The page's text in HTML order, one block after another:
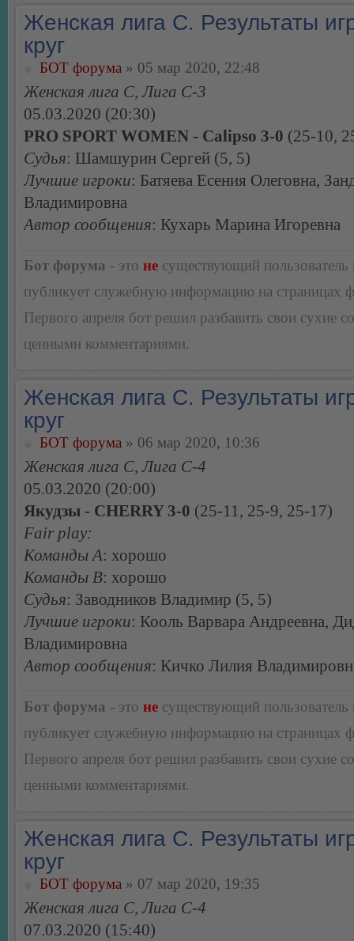
Женская лига С. Результаты
круг
БОТ форума » 05 мар 2020, 22:48
Женская лига С, Лига С-3
05.03.2020 (20:30)
PRO SPORT WOMEN - Calipso 3-0 (25-10,
Судья: Шамшурин Сергей (5, 5)
Лучшие игроки: Батяева Есения Олеговна,
Владимировна
Автор сообщения: Кухарь Марина Игоревна
Бот форума - это не существующий пользователь
публикует служебную информацию на страницах
Первого апреля бот решил разбавить свои сухие
ценными комментариями.
Женская лига С. Результаты
круг
БОТ форума » 06 мар 2020, 10:36
Женская лига С, Лига С-4
05.03.2020 (20:00)
Якудзы - CHERRY 3-0 (25-11, 25-9, 25-17)
Fair play:
Команды А: хорошо
Команды В: хорошо
Судья: Заводников Владимир (5, 5)
Лучшие игроки: Кооль Варвара Андреевна,
Владимировна
Автор сообщения: Кичко Лилия
Бот форума - это не существующий пользователь
публикует служебную информацию на страницах
Первого апреля бот решил разбавить свои сухие
ценными комментариями.
Женская лига С. Результаты
круг
БОТ форума » 07 мар 2020, 19:35
Женская лига С, Лига С-4
07.03.2020 (15:40)